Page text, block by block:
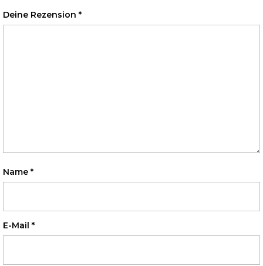
Deine Rezension *
Name *
E-Mail *